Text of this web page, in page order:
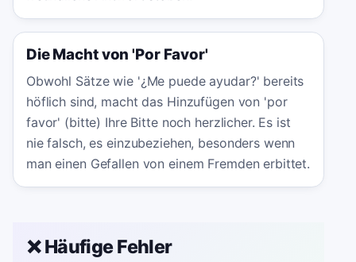
Die Macht von 'Por Favor'
Obwohl Sätze wie '¿Me puede ayudar?' bereits
höflich sind, macht das Hinzufügen von 'por
favor' (bitte) Ihre Bitte noch herzlicher. Es ist
nie falsch, es einzubeziehen, besonders wenn
man einen Gefallen von einem Fremden erbittet.
❌ Häufige Fehler